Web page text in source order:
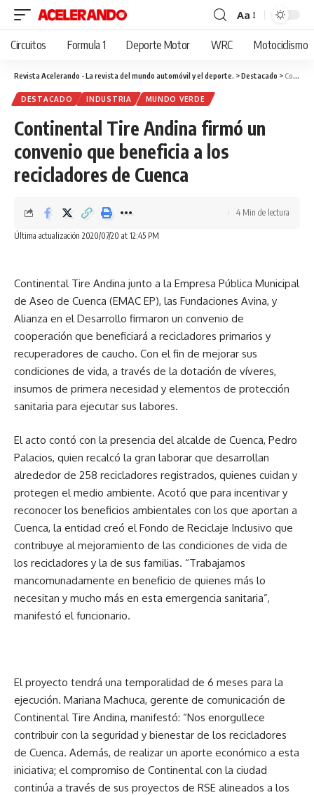
Cambiar
tamaño
fuente
Aa
Circuitos Formula 1 Deporte Motor WRC Motociclismo
Revista Acelerando - La revista del mundo automóvil y el deporte. >Destacado >Continental Tire Andina firmó un convenio que beneficia a los recicladores de Cuenca
DESTACADO INDUSTRIA MUNDO VERDE
Continental Tire Andina firmó un
convenio que beneficia a los
recicladores de Cuenca
Última actualización 2020/07/20 at 12:45 PM
4 Min de lectura
Continental Tire Andina junto a la Empresa Pública Municipal
de Aseo de Cuenca (EMAC EP), las Fundaciones Avina, y
Alianza en el Desarrollo firmaron un convenio de
cooperación que beneficiará a recicladores primarios y
recuperadores de caucho. Con el fin de mejorar sus
condiciones de vida, a través de la dotación de víveres,
insumos de primera necesidad y elementos de protección
sanitaria para ejecutar sus labores.
El acto contó con la presencia del alcalde de Cuenca, Pedro
Palacios, quien recalcó la gran laborar que desarrollan
alrededor de 258 recicladores registrados, quienes cuidan y
protegen el medio ambiente. Acotó que para incentivar y
reconocer los beneficios ambientales con los que aportan a
Cuenca, la entidad creó el Fondo de Reciclaje Inclusivo que
contribuye al mejoramiento de las condiciones de vida de
los recicladores y la de sus familias. “Trabajamos
mancomunadamente en beneficio de quienes más lo
necesitan y mucho más en esta emergencia sanitaria”,
manifestó el funcionario.
El proyecto tendrá una temporalidad de 6 meses para la
ejecución. Mariana Machuca, gerente de comunicación de
Continental Tire Andina, manifestó: “Nos enorgullece
contribuir con la seguridad y bienestar de los recicladores
de Cuenca. Además, de realizar un aporte económico a esta
iniciativa; el compromiso de Continental con la ciudad
continúa a través de sus proyectos de RSE alineados a los